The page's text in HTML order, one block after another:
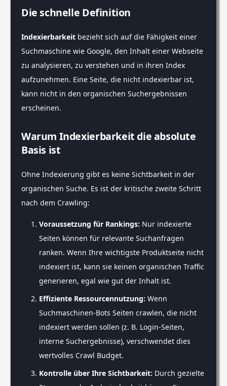
Die schnelle Definition
Indexierbarkeit bezieht sich auf die Fähigkeit einer
Suchmaschine wie Google, den Inhalt einer Webseite
zu analysieren, zu verstehen und in ihren Index
aufzunehmen. Eine Seite, die nicht indexierbar ist,
kann nicht in den organischen Suchergebnissen
erscheinen.
Warum Indexierbarkeit die absolute
Basis ist
Ohne Indexierung gibt es keine Sichtbarkeit in der
organischen Suche. Es ist der kritische zweite Schritt
nach dem Crawling:
Voraussetzung für Rankings: Nur indexierte
Seiten können für relevante Suchanfragen
ranken. Wenn Ihre wichtigste Produktseite nicht
indexiert ist, kann sie keinen organischen Traffic
generieren, egal wie gut der Inhalt ist.
Effiziente Ressourcennutzung: Wenn
Suchmaschinen-Bots Seiten crawlen, die nicht
indexiert werden sollen (z. B. Login-Seiten,
interne Suchergebnisse), verschwendet dies
wertvolles Crawl Budget.
Kontrolle über Ihre Sichtbarkeit: Durch gezielte